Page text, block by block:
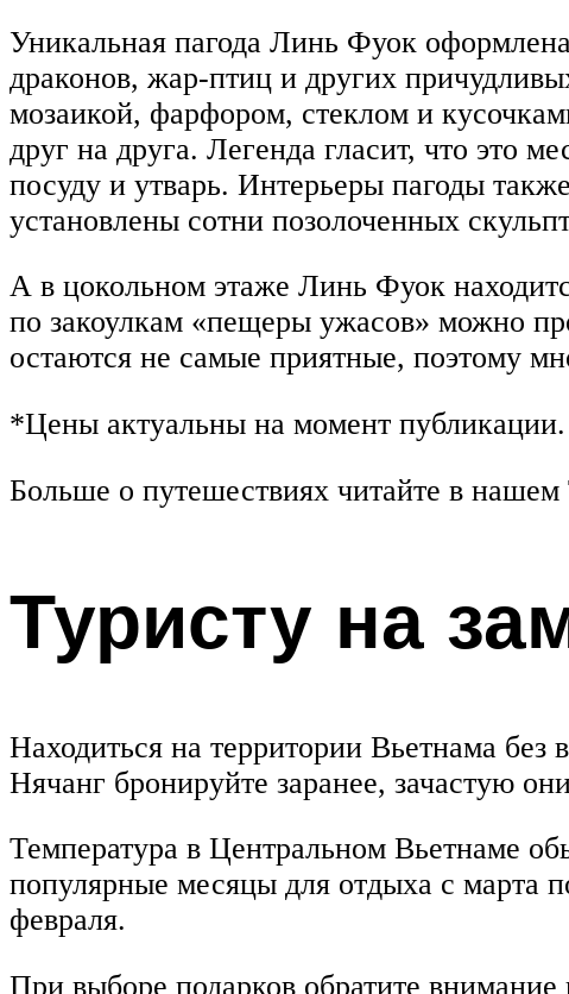
Уникальная пагода Линь Фуок
драконов, жар-птиц и других
мозаикой, фарфором, стеклом и
друг на друга. Легенда гласит, что это
посуду и утварь. Интерьеры пагоды
установлены сотни позолоченных
А в цокольном этаже Линь Фуок
по закоулкам «пещеры ужасов» можно
остаются не самые приятные, поэтому
*Цены актуальны на момент публикации.
Больше о путешествиях читайте в нашем
Туристу на
Находиться на территории Вьетнама
Нячанг бронируйте заранее, зачастую
Температура в Центральном Вьетнаме
популярные месяцы для отдыха с марта
февраля.
При выборе подарков обратите